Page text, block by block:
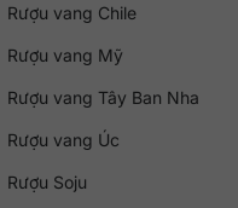
Rượu vang Chile
Rượu vang Mỹ
Rượu vang Tây Ban Nha
Rượu vang Úc
Rượu Soju